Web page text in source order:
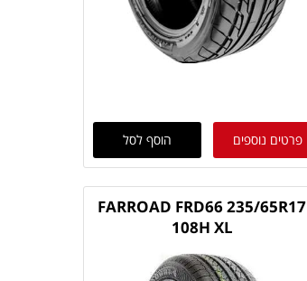
פרטים נוספים הוסף לסל
FARROAD FRD66 235/65R17
108H XL